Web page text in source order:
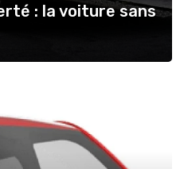
: la voiture sans